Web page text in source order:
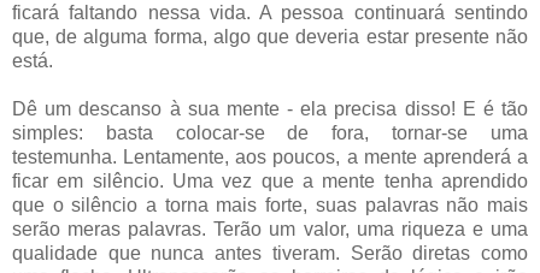
ficará faltando nessa vida. A pessoa continuará sentindo
que, de alguma forma, algo que deveria estar presente não
está.
Dê um descanso à sua mente - ela precisa disso! E é tão
simples: basta colocar-se de fora, tornar-se uma
testemunha. Lentamente, aos poucos, a mente aprenderá a
ficar em silêncio. Uma vez que a mente tenha aprendido
que o silêncio a torna mais forte, suas palavras não mais
serão meras palavras. Terão um valor, uma riqueza e uma
qualidade que nunca antes tiveram. Serão diretas como